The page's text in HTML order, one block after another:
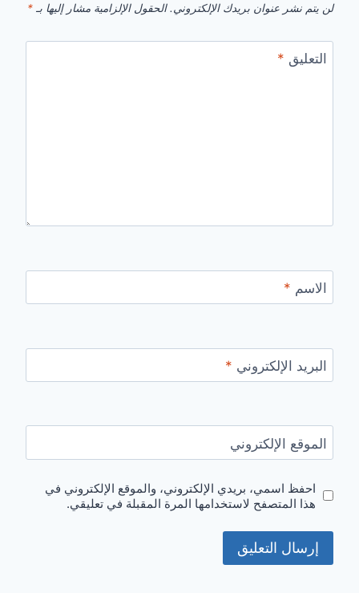
لن يتم نشر عنوان بريدك الإلكتروني. الحقول الإلزامية مشار إليها بـ *
التعليق *
الاسم *
البريد الإلكتروني *
الموقع الإلكتروني
احفظ اسمي، بريدي الإلكتروني، والموقع الإلكتروني في
هذا المتصفح لاستخدامها المرة المقبلة في تعليقي.